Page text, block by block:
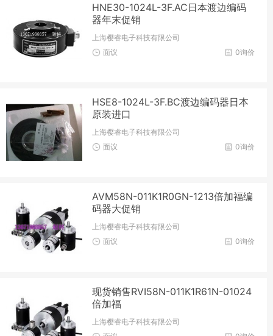
HNE30-1024L-3F.AC日本渡边编码
器年末促销
上海樱睿电子科技有限公司
0询价
面议
HSE8-1024L-3F.BC渡边编码器日本
原装进口
上海樱睿电子科技有限公司
0询价
面议
AVM58N-011K1R0GN-1213倍加福编
码器大促销
上海樱睿电子科技有限公司
0询价
面议
现货销售RVI58N-011K1R61N-01024
倍加福
上海樱睿电子科技有限公司